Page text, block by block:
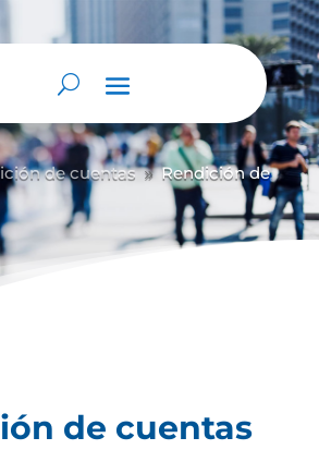
de cuentas 9 Rendición de
de cuentas